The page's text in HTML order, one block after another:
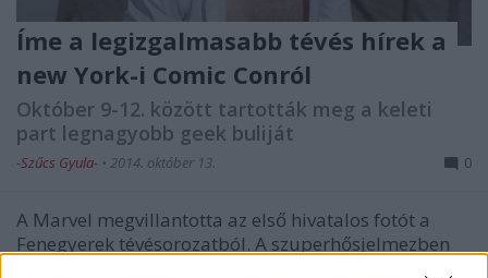
Íme a legizgalmasabb tévés hírek a
new York-i Comic Conról
Október 9-12. között tartották meg a keleti
part legnagyobb geek buliját
-Szűcs Gyula- • 2014. október 13. 0
A Marvel megvillantotta az első hivatalos fotót a
Fenegyerek tévésorozatból. A szuperhősjelmezben